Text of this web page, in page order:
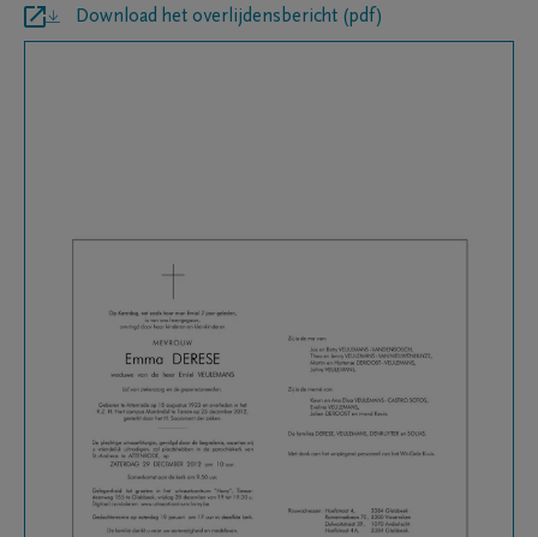
Download het overlijdensbericht (pdf)